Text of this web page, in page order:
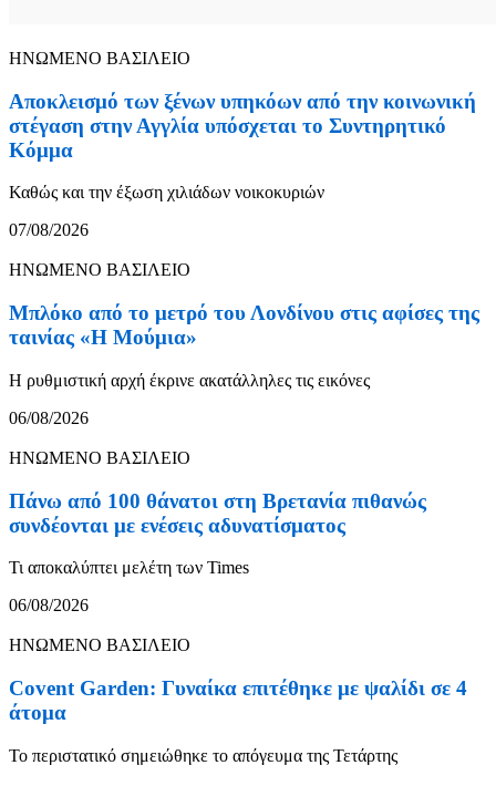
ΗΝΩΜΕΝΟ ΒΑΣΙΛΕΙΟ
Αποκλεισμό των ξένων υπηκόων από την κοινωνική
στέγαση στην Αγγλία υπόσχεται το Συντηρητικό
Κόμμα
Καθώς και την έξωση χιλιάδων νοικοκυριών
07/08/2026
ΗΝΩΜΕΝΟ ΒΑΣΙΛΕΙΟ
Μπλόκο από το μετρό του Λονδίνου στις αφίσες της
ταινίας «Η Μούμια»
Η ρυθμιστική αρχή έκρινε ακατάλληλες τις εικόνες
06/08/2026
ΗΝΩΜΕΝΟ ΒΑΣΙΛΕΙΟ
Πάνω από 100 θάνατοι στη Βρετανία πιθανώς
συνδέονται με ενέσεις αδυνατίσματος
Τι αποκαλύπτει μελέτη των Times
06/08/2026
ΗΝΩΜΕΝΟ ΒΑΣΙΛΕΙΟ
Covent Garden: Γυναίκα επιτέθηκε με ψαλίδι σε 4
άτομα
Το περιστατικό σημειώθηκε το απόγευμα της Τετάρτης